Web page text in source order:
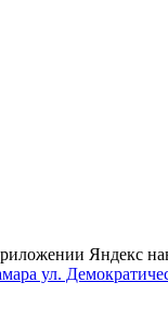
Яндекс
ул.